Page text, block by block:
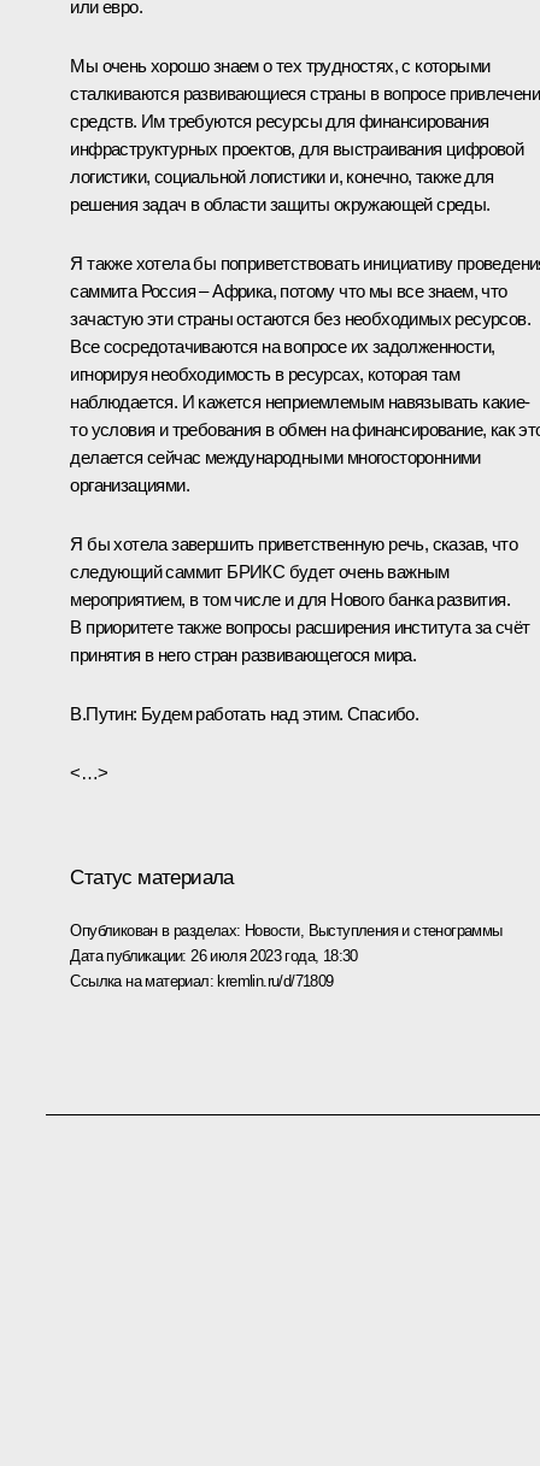
или евро.
Мы очень хорошо знаем о тех трудностях, с которыми
сталкиваются развивающиеся страны в вопросе
средств. Им требуются ресурсы для финансирования
инфраструктурных проектов, для выстраивания цифровой
логистики, социальной логистики и, конечно, также для
решения задач в области защиты окружающей среды.
Я также хотела бы поприветствовать инициативу
саммита Россия – Африка, потому что мы все знаем, что
зачастую эти страны остаются без необходимых ресурсов.
Все сосредотачиваются на вопросе их задолженности,
игнорируя необходимость в ресурсах, которая там
наблюдается. И кажется неприемлемым навязывать какие-
то условия и требования в обмен на финансирование, как
делается сейчас международными многосторонними
организациями.
Я бы хотела завершить приветственную речь, сказав, что
следующий саммит БРИКС будет очень важным
мероприятием, в том числе и для Нового банка развития.
В приоритете также вопросы расширения института за счёт
принятия в него стран развивающегося мира.
В.Путин: Будем работать над этим. Спасибо.
<…>
Статус материала
Опубликован в разделах: Новости, Выступления и стенограммы
Дата публикации: 26 июля 2023 года, 18:30
Ссылка на материал: kremlin.ru/d/71809